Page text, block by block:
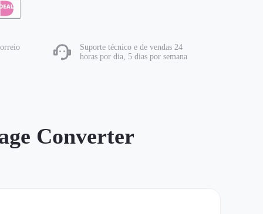
Suporte técnico e de vendas 24
horas por dia, 5 dias por semana
Converter